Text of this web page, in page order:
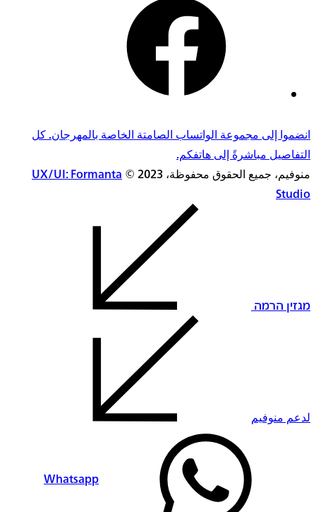
انضموا إلى مجموعة الواتساب الصامتة الخاصة بالمهرجان. كل
التفاصيل مباشرةً إلى هاتفكم.
منوفيم، جميع الحقوق محفوظة، 2023 ©
UX/UI: Formanta
Studio
מגזין הרמה
لدعم منوفيم
Whatsapp